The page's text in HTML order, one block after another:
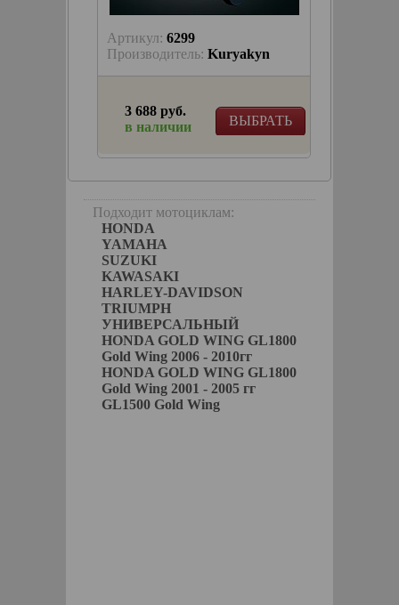
Артикул: 6299
Производитель: Kuryakyn
ВЫБРАТЬ
3 688 руб.
в наличии
Подходит мотоциклам:
HONDA
YAMAHA
SUZUKI
KAWASAKI
HARLEY-DAVIDSON
TRIUMPH
УНИВЕРСАЛЬНЫЙ
HONDA GOLD WING GL1800
Gold Wing 2006 - 2010гг
HONDA GOLD WING GL1800
Gold Wing 2001 - 2005 гг
GL1500 Gold Wing